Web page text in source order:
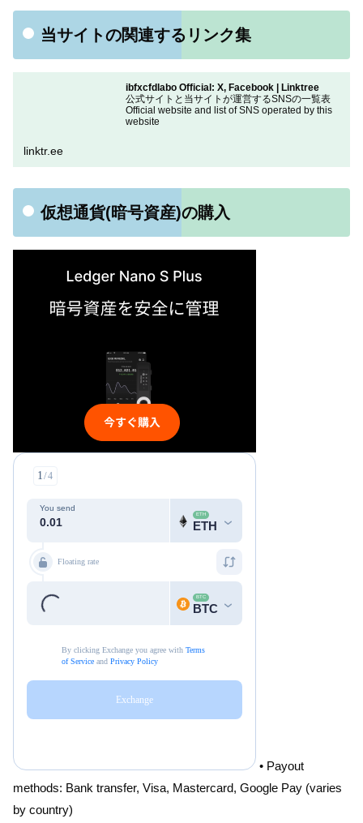
当サイトの関連するリンク集
ibfxcfdlabo Official: X, Facebook | Linktree
公式サイトと当サイトが運営するSNSの一覧表
Official website and list of SNS operated by this
website
linktr.ee
仮想通貨(暗号資産)の購入
• Payout
methods: Bank transfer, Visa, Mastercard, Google Pay (varies
by country)